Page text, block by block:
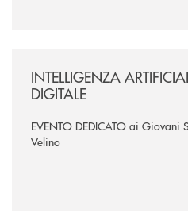
INTELLIGENZA
DIGITALE
EVENTO DEDICATO ai Giovani
Velino